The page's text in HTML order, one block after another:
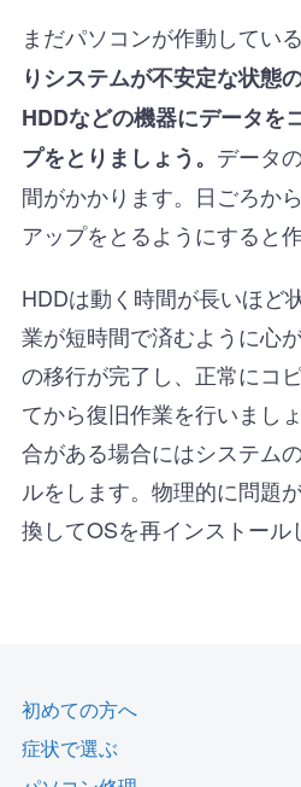
まだパソコンが作動している
りシステムが不安定な状態
HDDなどの機器にデータを
プをとりましょう。 データ
間がかかります。日ごろか
アップをとるようにすると
HDDは動く時間が長いほど
業が短時間で済むように心
の移行が完了し、正常にコ
てから復旧作業を行いまし
合がある場合にはシステム
ルをします。物理的に問題
換してOSを再インストール
初めての方へ
症状で選ぶ